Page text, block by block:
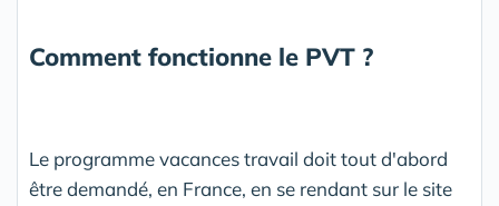
Comment fonctionne le PVT ?
Le programme vacances travail doit tout d'abord
être demandé, en France, en se rendant sur le site